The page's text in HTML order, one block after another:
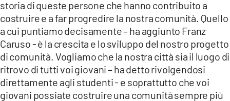
storia di queste persone che hanno contribuito a
costruire e a far progredire la nostra comunità. Quello
a cui puntiamo decisamente – ha aggiunto Franz
Caruso - è la crescita e lo sviluppo del nostro progetto
di comunità. Vogliamo che la nostra città sia il luogo di
ritrovo di tutti voi giovani – ha detto rivolgendosi
direttamente agli studenti - e soprattutto che voi
giovani possiate costruire una comunità sempre più